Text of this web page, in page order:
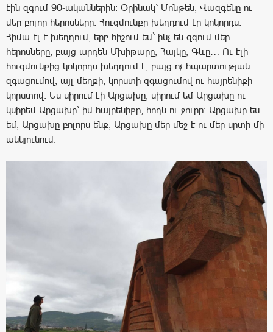
էին զգում 90-ականներին: Օրինակ՝ Մոնթեն, Վազգենը ու
մեր բոլոր հերոսները: Հուզմունքը խեղդում էր կոկորդս:
Հիմա էլ է խեղդում, երբ հիշում եմ` ինչ են զգում մեր
հերոսները, բայց արդեն Մխիթարը, Հայկը, Գևը… Ու էլի
հուզմունքից կոկորդս խեղդում է, բայց ոչ հպարտության
զգացումով, այլ մեղքի, կորստի զգացումով ու հայրենիքի
կորստով: Ես սիրում էի Արցախը, սիրում եմ Արցախը ու
կսիրեմ Արցախը՝ իմ հայրենիքը, հողն ու ջուրը: Արցախը ես
եմ, Արցախը բոլորս ենք, Արցախը մեր մեջ է ու մեր սրտի մի
անկյունում: